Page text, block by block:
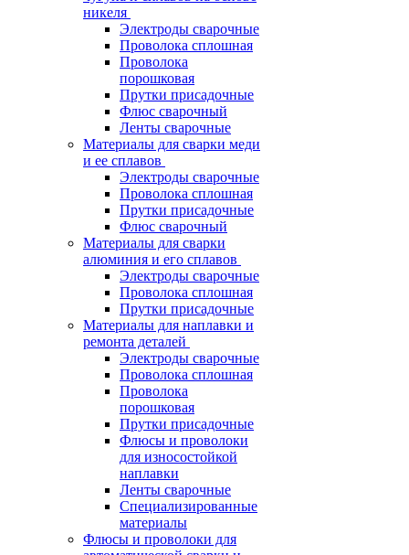
никеля
Электроды сварочные
Проволока сплошная
Проволока
порошковая
Прутки присадочные
Флюс сварочный
Ленты сварочные
Материалы для сварки меди
и ее сплавов
Электроды сварочные
Проволока сплошная
Прутки присадочные
Флюс сварочный
Материалы для сварки
алюминия и его сплавов
Электроды сварочные
Проволока сплошная
Прутки присадочные
Материалы для наплавки и
ремонта деталей
Электроды сварочные
Проволока сплошная
Проволока
порошковая
Прутки присадочные
Флюсы и проволоки
для износостойкой
наплавки
Ленты сварочные
Специализированные
материалы
Флюсы и проволоки для